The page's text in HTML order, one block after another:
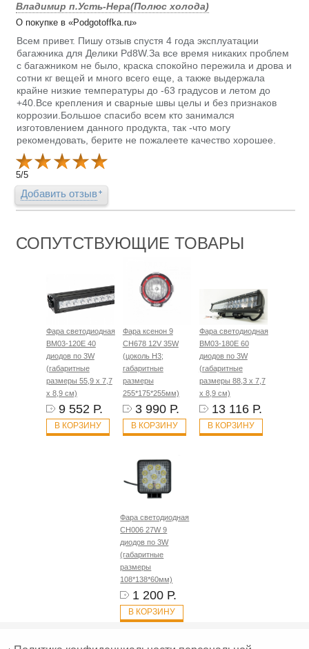
Владимир п.Усть-Нера(Полюс холода)
О покупке в «Podgotoffka.ru»
Всем привет. Пишу отзыв спустя 4 года эксплуатации
багажника для Делики Pd8W.За все время никаких проблем
с багажником не было, краска спокойно пережила и дрова и
сотни кг вещей и много всего еще, а также выдержала
крайне низкие температуры до -63 градусов и летом до
+40.Все крепления и сварные швы целы и без признаков
коррозии.Большое спасибо всем кто занимался
изготовлением данного продукта, так -что могу
рекомендовать, берите не пожалеете качество хорошее.
5/5
Добавить отзыв
СОПУТСТВУЮЩИЕ ТОВАРЫ
Фара светодиодная
BM03-120E 40
диодов по 3W
(габаритные
размеры 55,9 х 7,7
х 8,9 см)
9 552 Р.
В КОРЗИНУ
Фара ксенон 9
CH678 12V 35W
(цоколь H3;
габаритные
размеры
255*175*255мм)
3 990 Р.
В КОРЗИНУ
Фара светодиодная
BM03-180E 60
диодов по 3W
(габаритные
размеры 88,3 х 7,7
х 8,9 см)
13 116 Р.
В КОРЗИНУ
Фара светодиодная
CH006 27W 9
диодов по 3W
(габаритные
размеры
108*138*60мм)
1 200 Р.
В КОРЗИНУ